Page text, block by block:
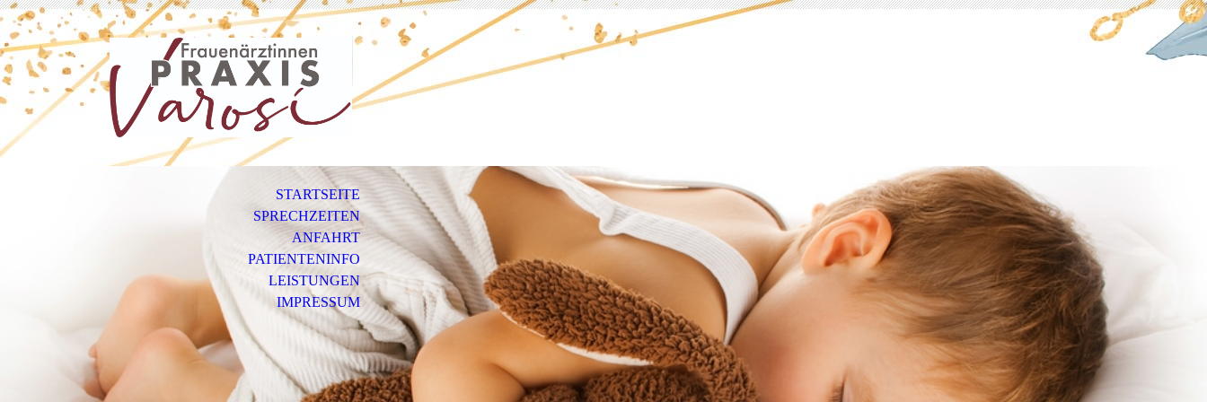
STARTSEITE
SPRECHZEITEN
ANFAHRT
PATIENTENINFO
LEISTUNGEN
IMPRESSUM